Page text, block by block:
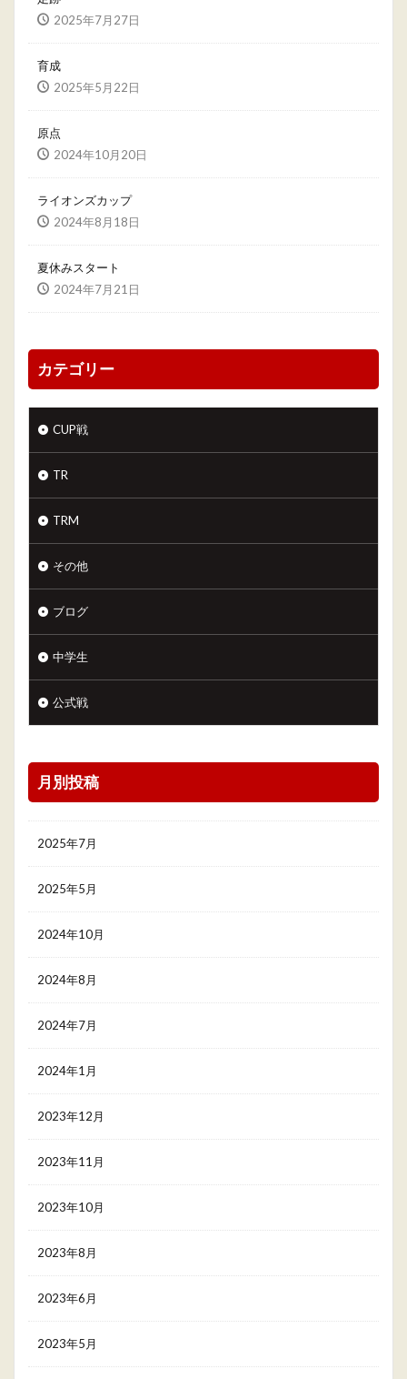
2025年7月27日
育成
2025年5月22日
原点
2024年10月20日
ライオンズカップ
2024年8月18日
夏休みスタート
2024年7月21日
カテゴリー
CUP戦
TR
TRM
その他
ブログ
中学生
公式戦
月別投稿
2025年7月
2025年5月
2024年10月
2024年8月
2024年7月
2024年1月
2023年12月
2023年11月
2023年10月
2023年8月
2023年6月
2023年5月